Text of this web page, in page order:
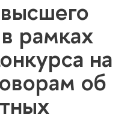
рамках
на
об